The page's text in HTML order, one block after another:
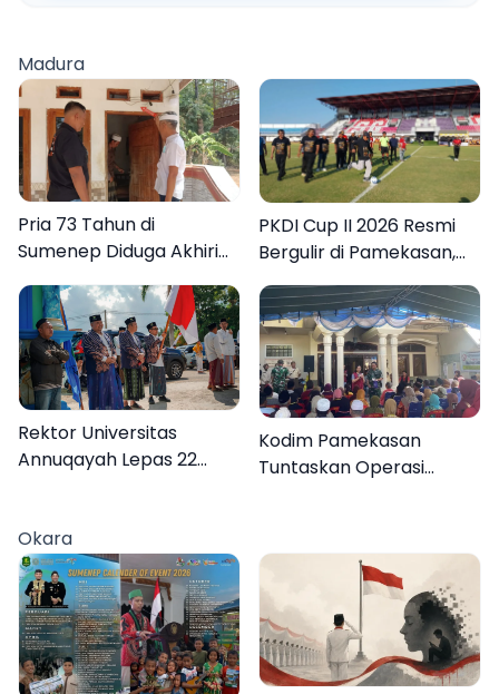
Madura
Pria 73 Tahun di
Sumenep Diduga Akhiri
PKDI Cup II 2026 Resmi
Bergulir di Pamekasan,
Desa se-Madura Rebut
Tiket ke Tingkat Nasional
Rektor Universitas
Annuqayah Lepas 22
Suci dan Jeddah
Kodim Pamekasan
Tuntaskan Operasi
Lebih Jelas
Okara